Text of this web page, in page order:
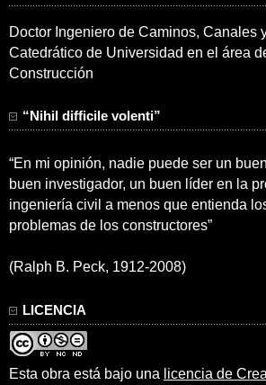
Doctor Ingeniero de Caminos, Canales
Catedrático de Universidad en el área
Construcción
“Nihil difficile volenti”
“En mi opinión, nadie puede ser un
buen investigador, un buen líder en la
ingeniería civil a menos que entienda
problemas de los constructores”
(Ralph B. Peck, 1912-2008)
LICENCIA
Esta obra está bajo una licencia de